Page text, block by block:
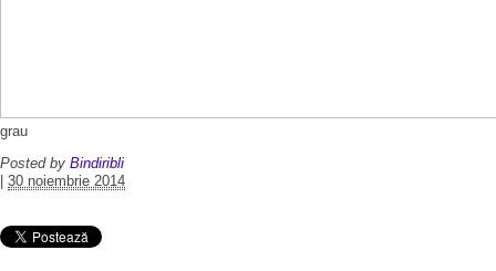
grau
Posted by Bindiribli
30 noiembrie 2014